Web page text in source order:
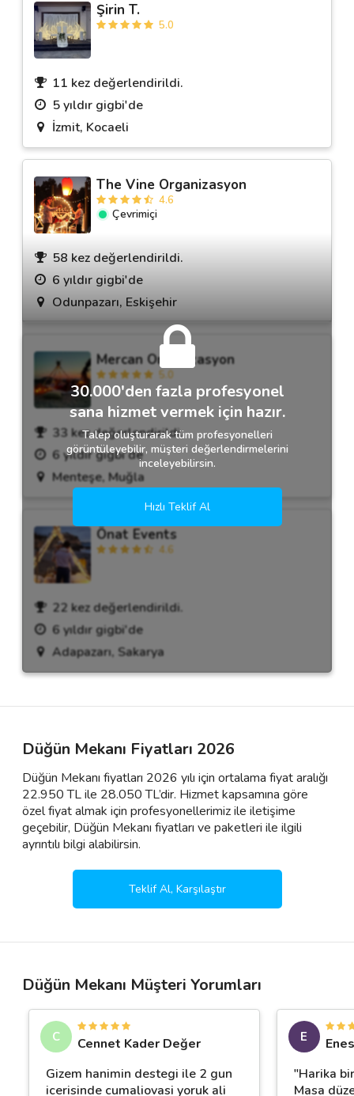
Şirin T.
5.0
11 kez değerlendirildi.
5 yıldır gigbi'de
İzmit, Kocaeli
The Vine Organizasyon
4.6
Çevrimiçi
58 kez değerlendirildi.
6 yıldır gigbi'de
Odunpazarı, Eskişehir
Mercan Organizasyon
5.0
33 kez değerlendirildi.
6 yıldır gigbi'de
Menteşe, Muğla
Önat Events
4.6
22 kez değerlendirildi.
6 yıldır gigbi'de
Adapazarı, Sakarya
30.000'den fazla profesyonel
sana hizmet vermek için hazır.
Talep oluşturarak tüm profesyonelleri
görüntüleyebilir, müşteri değerlendirmelerini
inceleyebilirsin.
Hızlı Teklif Al
Düğün Mekanı Fiyatları 2026
Düğün Mekanı fiyatları 2026 yılı için ortalama fiyat aralığı
22.950 TL ile 28.050 TL’dir. Hizmet kapsamına göre
özel fiyat almak için profesyonellerimiz ile iletişime
geçebilir, Düğün Mekanı fiyatları ve paketleri ile ilgili
ayrıntılı bilgi alabilirsin.
Teklif Al, Karşılaştır
Düğün Mekanı Müşteri Yorumları
C
Cennet Kader Değer
Gizem hanimin destegi ile 2 gun
icerisinde cumaliovasi yoruk ali
E
"Harika
Masa